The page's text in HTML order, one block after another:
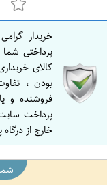
ن
ا
ص
ف
ه
ا
ن
خریدار
پرداختی
کالای
بودن ،
فروشنده و
پرداخت
خارج از